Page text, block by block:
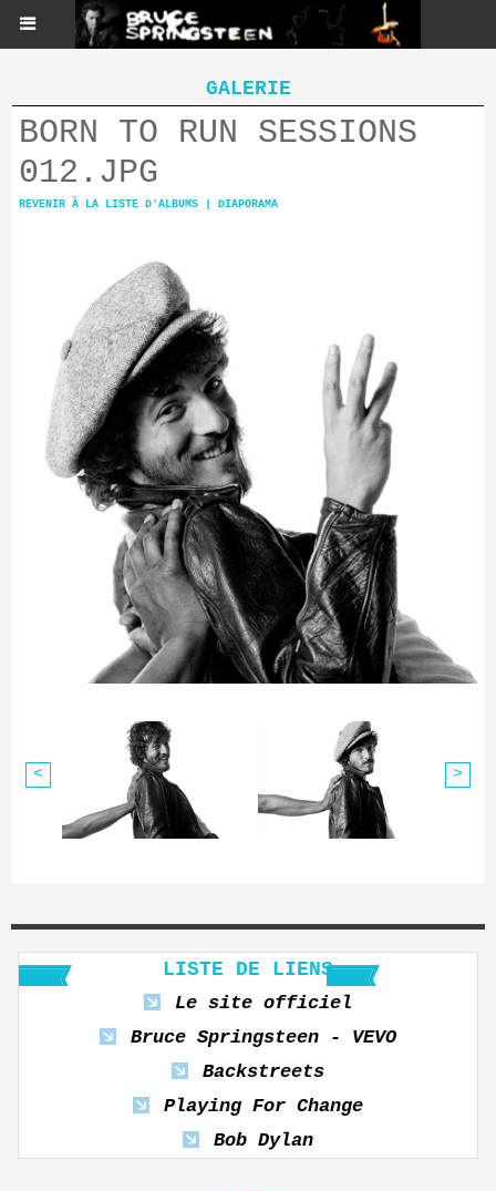
GALERIE
BORN TO RUN SESSIONS
012.JPG
REVENIR À LA LISTE D'ALBUMS DIAPORAMA
< >
LISTE DE LIENS
Le site officiel
Bruce Springsteen - VEVO
Backstreets
Playing For Change
Bob Dylan